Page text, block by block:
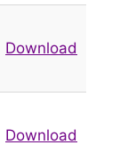
Download
Download